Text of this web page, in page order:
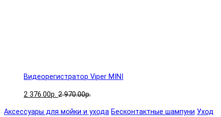
Видеорегистратор Viper MINI
2 376.00р. 2 970.00р.
Аксессуары для мойки и ухода Бесконтактные шампуни Уход